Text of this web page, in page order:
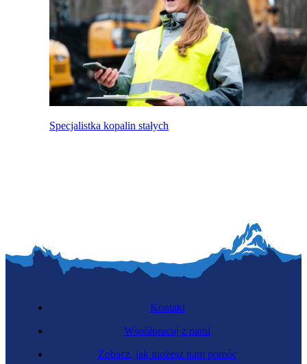
Specjalistka kopalin stałych
Kontakt
Współpracuj z nami
Zobacz, jak możesz nam pomóc